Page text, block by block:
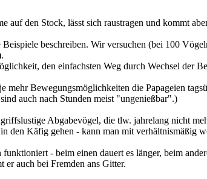
auf den Stock, lässt sich raustragen und kommt
beschreiben. Wir versuchen (bei 100
den einfachsten Weg durch Wechsel der
mehr Bewegungsmöglichkeiten die Papageien
sind auch nach Stunden meist "ungenießbar".)
Abgabevögel, die tlw. jahrelang nicht
den Käfig gehen - kann man mit verhältnismäßig
- beim einen dauert es länger, beim
er auch bei Fremden ans Gitter.